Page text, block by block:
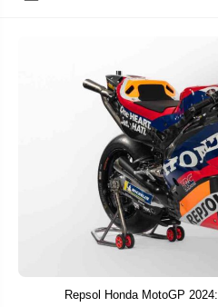
Repsol Honda MotoGP